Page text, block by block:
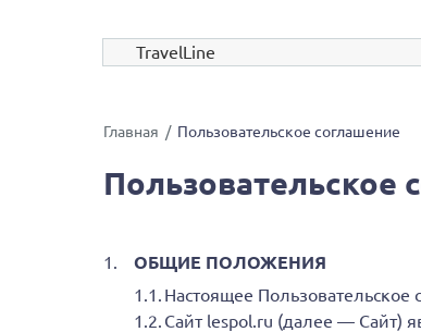
TravelLine
Главная Пользовательское соглашение
Пользовательское
ОБЩИЕ ПОЛОЖЕНИЯ
Настоящее Пользовательское
Сайт lespol.ru (далее — Сайт)